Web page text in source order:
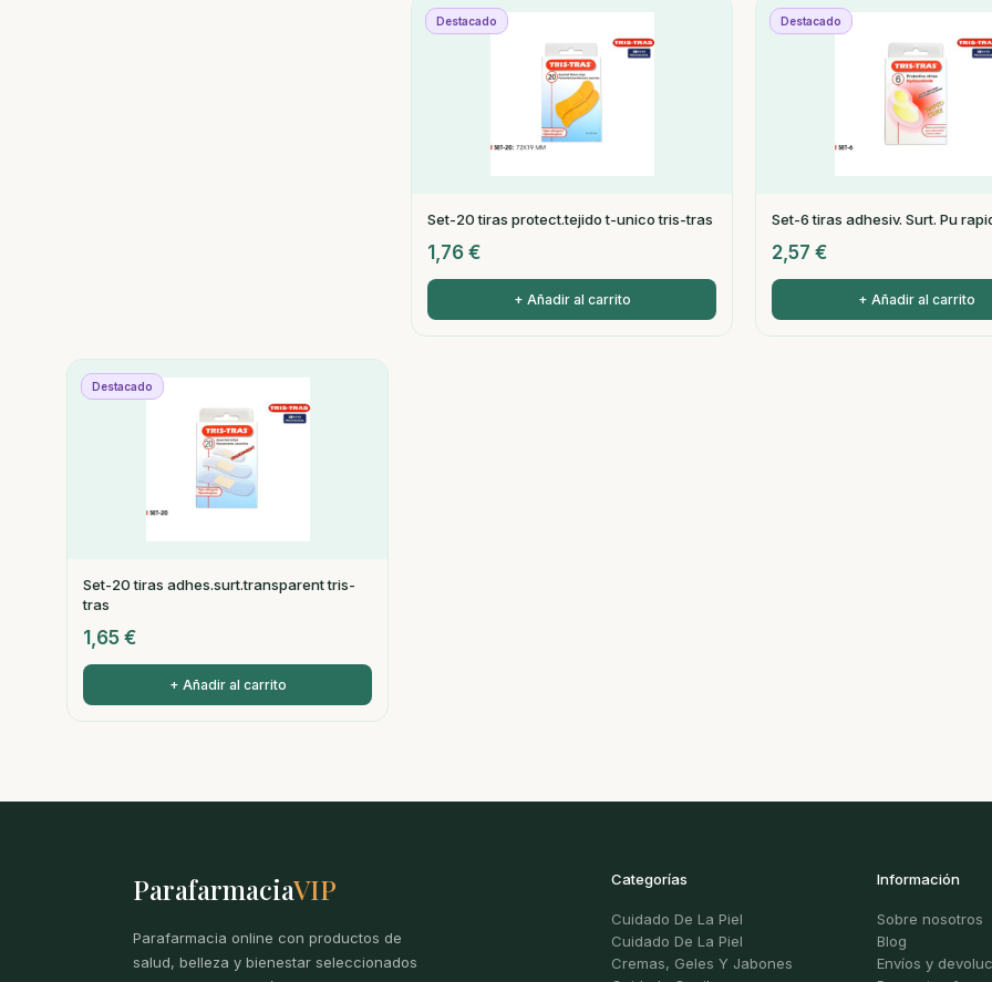
Destacado
Set-20 tiras protect.tejido t-unico tris-tras
1,76 €
+ Añadir al carrito
Destacado
Set-6 tiras adhesiv. Surt. Pu
2,57 €
+ Añadir al carrito
Destacado
Set-20 tiras adhes.surt.transparent tris-
tras
1,65 €
+ Añadir al carrito
ParafarmaciaVIP
Parafarmacia online con productos de
salud, belleza y bienestar seleccionados
Categorías
Cuidado De La Piel
Cuidado De La Piel
Cremas, Geles Y Jabones
Información
Sobre nosotros
Blog
Envíos y